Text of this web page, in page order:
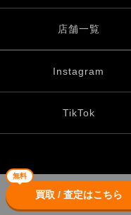
無料
買取 / 査定はこちら
店舗一覧
Instagram
TikTok